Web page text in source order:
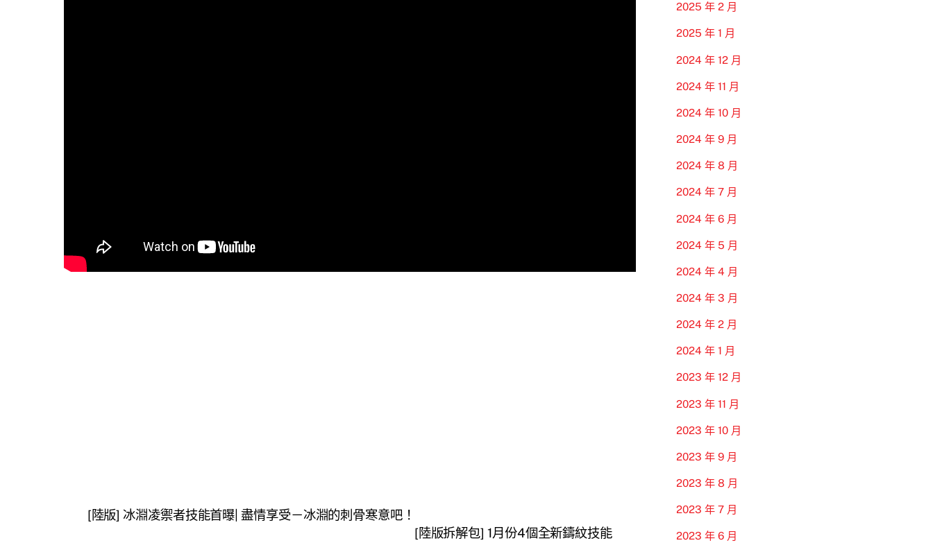
[陸版] 冰淵凌禦者技能首曝| 盡情享受－冰淵的刺骨寒意吧！
[陸版拆解包] 1月份4個全新鑄紋技能
2025 年 2 月
2025 年 1 月
2024 年 12 月
2024 年 11 月
2024 年 10 月
2024 年 9 月
2024 年 8 月
2024 年 7 月
2024 年 6 月
2024 年 5 月
2024 年 4 月
2024 年 3 月
2024 年 2 月
2024 年 1 月
2023 年 12 月
2023 年 11 月
2023 年 10 月
2023 年 9 月
2023 年 8 月
2023 年 7 月
2023 年 6 月